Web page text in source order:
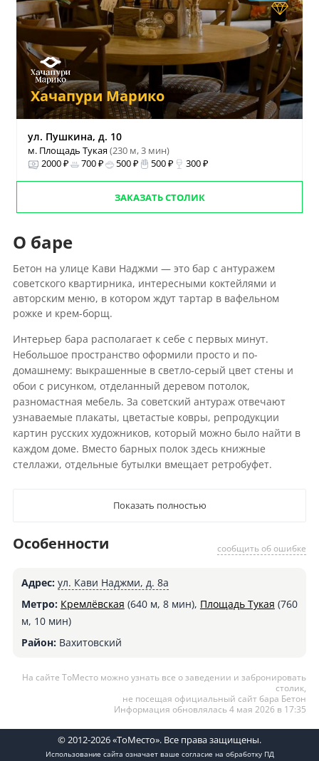
Хачапури Марико
ул. Пушкина, д. 10
м. Площадь Тукая(230 м, 3 мин)
2000 ₽
700 ₽ 500 ₽ 500 ₽ 300 ₽
ЗАКАЗАТЬ СТОЛИК
О баре
Бетон на улице Кави Наджми — это бар с антуражем
советского квартирника, интересными коктейлями и
авторским меню, в котором ждут тартар в вафельном
рожке и крем-борщ.
Интерьер бара располагает к себе с первых минут.
Небольшое пространство оформили просто и по-
домашнему: выкрашенные в светло-серый цвет стены и
обои с рисунком, отделанный деревом потолок,
разномастная мебель. За советский антураж отвечают
узнаваемые плакаты, цветастые ковры, репродукции
картин русских художников, который можно было найти в
каждом доме. Вместо барных полок здесь книжные
стеллажи, отдельные бутылки вмещает ретробуфет.
Показать полностью
сообщить об ошибке
Особенности
Адрес: ул. Кави Наджми, д. 8а
Метро: Кремлёвская (640 м, 8 мин), Площадь Тукая (760
м, 10 мин)
Район:Вахитовский
На сайте ТоМесто можно узнать все о заведении и забронировать
столик,
не посещая официальный сайт бара Бетон
Информация обновлялась 4 мая 2026 в 17:35
© 2012-2026 «ТоМесто». Все права защищены.
Использование сайта означает ваше согласие на обработку ПД